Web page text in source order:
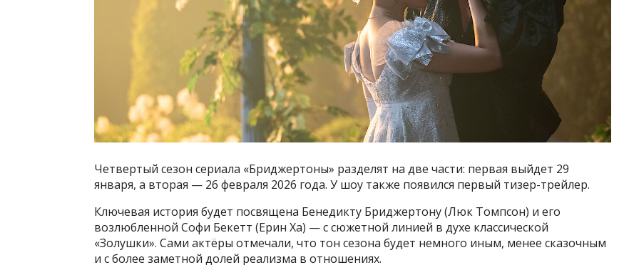
Четвертый сезон сериала «Бриджертоны» разделят на две части: первая выйдет 29
января, а вторая — 26 февраля 2026 года. У шоу также появился первый тизер-трейлер.
Ключевая история будет посвящена Бенедикту Бриджертону (Люк Томпсон) и его
возлюбленной Софи Бекетт (Ерин Ха) — с сюжетной линией в духе классической
«Золушки». Сами актёры отмечали, что тон сезона будет немного иным, менее сказочным
и с более заметной долей реализма в отношениях.